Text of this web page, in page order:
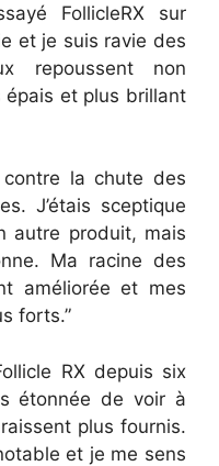
FollicleRX sur
et je suis ravie des
repoussent non
épais et plus brillant
la chute des
J’étais sceptique
autre produit, mais
Ma racine des
améliorée et mes
forts.”
RX depuis six
étonnée de voir à
plus fournis.
et je me sens